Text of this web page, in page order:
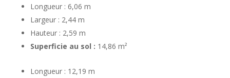
Longueur : 6,06 m
Largeur : 2,44 m
Hauteur : 2,59 m
Superficie au sol : 14,86 m²
Longueur : 12,19 m